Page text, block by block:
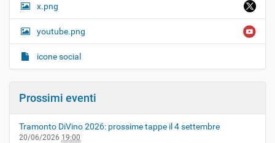
x.png
youtube.png
icone social
Prossimi eventi
Tramonto DiVino 2026: prossime tappe il 4 settembre
20/06/2026 19:00